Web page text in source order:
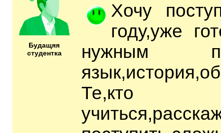
Будащяя
студентка
Хочу
году,уже
нужным